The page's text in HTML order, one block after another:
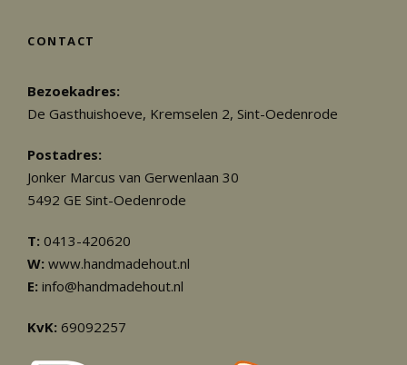
CONTACT
Bezoekadres:
De Gasthuishoeve, Kremselen 2, Sint-Oedenrode
Postadres:
Jonker Marcus van Gerwenlaan 30
5492 GE Sint-Oedenrode
T: 0413-420620
W: www.handmadehout.nl
E: info@handmadehout.nl
KvK: 69092257